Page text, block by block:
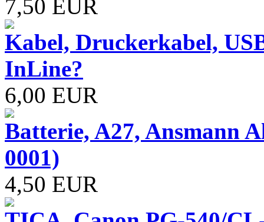
7,50 EUR
Kabel, Druckerkabel,
InLine?
6,00 EUR
Batterie, A27, Ansmann
0001)
4,50 EUR